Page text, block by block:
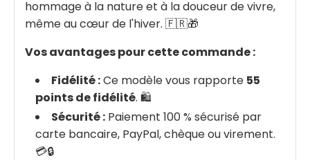
hommage à la nature et à la douceur de vivre,
même au cœur de l'hiver. 🇫🇷🎁
Vos avantages pour cette commande :
Fidélité :Ce modèle vous rapporte 55
points de fidélité. 🛍️
Sécurité : Paiement 100 % sécurisé par
carte bancaire, PayPal, chèque ou virement.
💳🔒